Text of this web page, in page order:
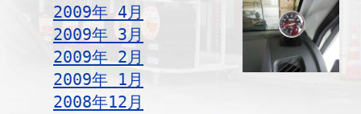
2009年 4月
2009年 3月
2009年 2月
2009年 1月
2008年12月